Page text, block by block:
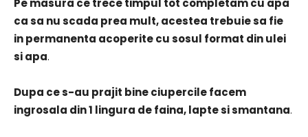
Pe masura ce trece timpul tot completam cu apa
ca sa nu scada prea mult, acestea trebuie sa fie
in permanenta acoperite cu sosul format din ulei
si apa.
Dupa ce s-au prajit bine ciupercile facem
ingrosala din 1 lingura de faina, lapte si smantana.